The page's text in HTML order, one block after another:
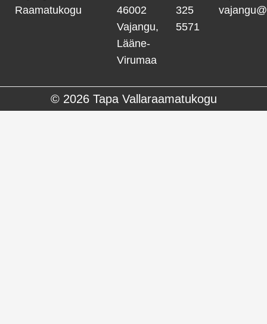
Raamatukogu
46002
Vajangu,
Lääne-
Virumaa
325
5571
© 2026 Tapa Vallaraamatukogu